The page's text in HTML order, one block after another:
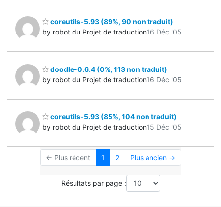
coreutils-5.93 (89%, 90 non traduit)
by robot du Projet de traduction16 Déc '05
doodle-0.6.4 (0%, 113 non traduit)
by robot du Projet de traduction16 Déc '05
coreutils-5.93 (85%, 104 non traduit)
by robot du Projet de traduction15 Déc '05
← Plus récent 1 2 Plus ancien →
Résultats par page :